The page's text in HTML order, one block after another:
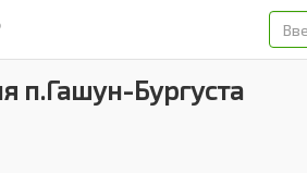
п.Гашун-Бургуста